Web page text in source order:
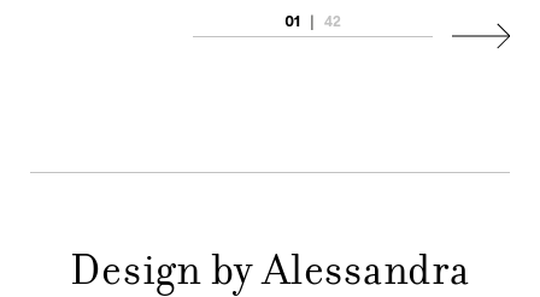
MENU
AZIENDA
01 | 42
Design by Alessandra